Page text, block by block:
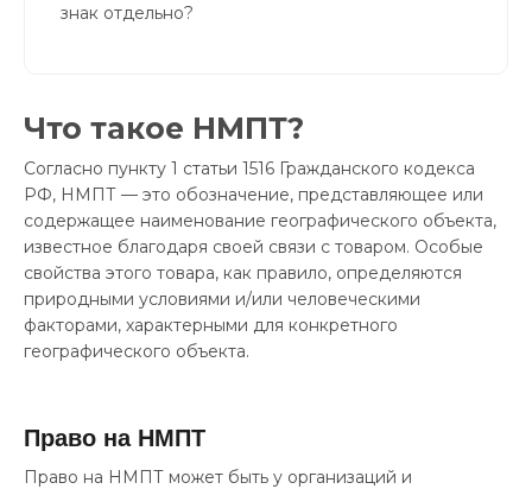
знак отдельно?
Что такое НМПТ?
Согласно пункту 1 статьи 1516 Гражданского кодекса
РФ, НМПТ — это обозначение, представляющее или
содержащее наименование географического объекта,
известное благодаря своей связи с товаром. Особые
свойства этого товара, как правило, определяются
природными условиями и/или человеческими
факторами, характерными для конкретного
географического объекта.
Право на НМПТ
Право на НМПТ может быть у организаций и